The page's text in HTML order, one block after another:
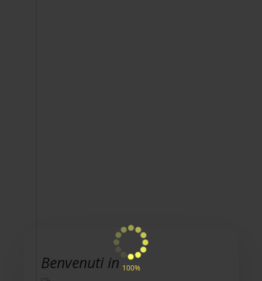
100%
Benvenuti in